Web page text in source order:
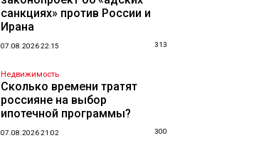
санкциях» против России и
Ирана
07.08.2026 22:15 313
Недвижимость
Сколько времени тратят
россияне на выбор
ипотечной программы?
07.08.2026 21:02 300